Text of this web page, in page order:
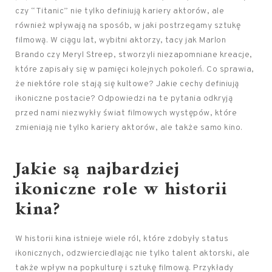
czy “Titanic” nie tylko definiują kariery aktorów, ale
również wpływają na sposób, w jaki postrzegamy sztukę
filmową. W ciągu lat, wybitni aktorzy, tacy jak Marlon
Brando czy Meryl Streep, stworzyli niezapomniane kreacje,
które zapisały się w pamięci kolejnych pokoleń. Co sprawia,
że niektóre role stają się kultowe? Jakie cechy definiują
ikoniczne postacie? Odpowiedzi na te pytania odkryją
przed nami niezwykły świat filmowych występów, które
zmieniają nie tylko kariery aktorów, ale także samo kino.
Jakie są najbardziej
ikoniczne role w historii
kina?
W historii kina istnieje wiele ról, które zdobyły status
ikonicznych, odzwierciedlając nie tylko talent aktorski, ale
także wpływ na popkulturę i sztukę filmową. Przykłady